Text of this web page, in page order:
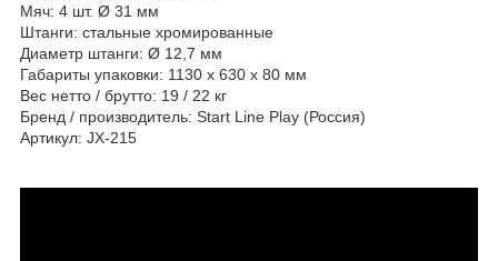
Мяч: 4 шт. Ø 31 мм
Штанги: стальные хромированные
Диаметр штанги: Ø 12,7 мм
Габариты упаковки: 1130 x 630 x 80 мм
Вес нетто / брутто: 19 / 22 кг
Бренд / производитель: Start Line Play (Россия)
Артикул: JX-215